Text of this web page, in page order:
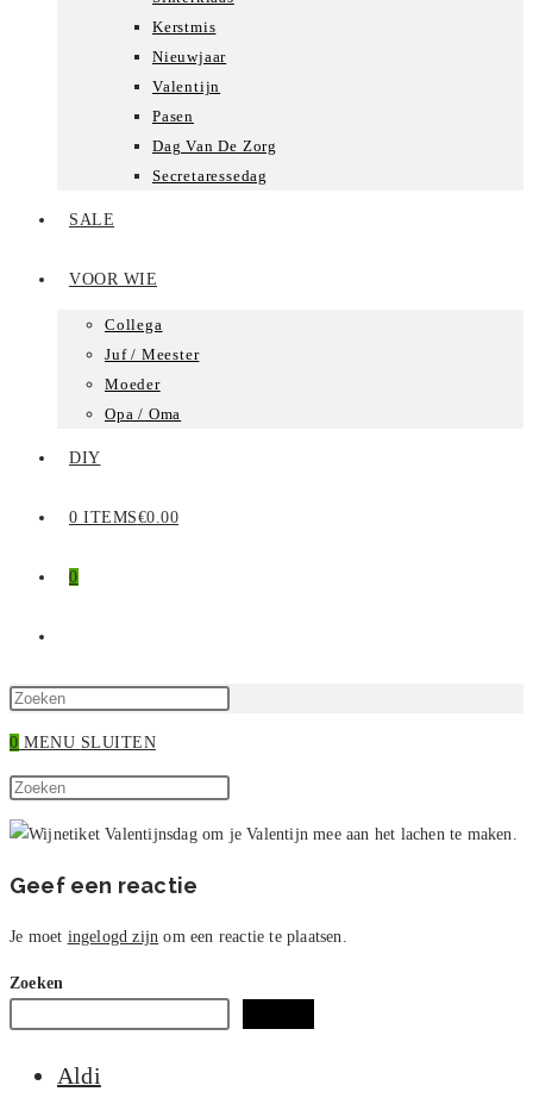
Kerstmis
Nieuwjaar
Valentijn
Pasen
Dag Van De Zorg
Secretaressedag
SALE
VOOR WIE
Collega
Juf / Meester
Moeder
Opa / Oma
DIY
0 ITEMS€0.00
0
ZOEKEN
zoekpaneel
0 MENU SLUITEN
Zoek
op
site
Escape
zoekpaneel
sluiten.
Geef een reactie
Je moet ingelogd zijn om een reactie te plaatsen.
Zoeken
Aldi